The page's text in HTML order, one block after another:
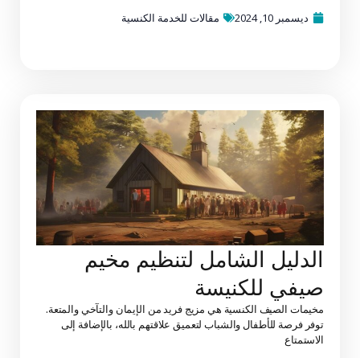
ديسمبر 10, 2024
مقالات للخدمة الكنسية
الدليل الشامل لتنظيم مخيم
صيفي للكنيسة
مخيمات الصيف الكنسية هي مزيج فريد من الإيمان والتآخي والمتعة.
توفر فرصة للأطفال والشباب لتعميق علاقتهم بالله، بالإضافة إلى
الاستمتاع